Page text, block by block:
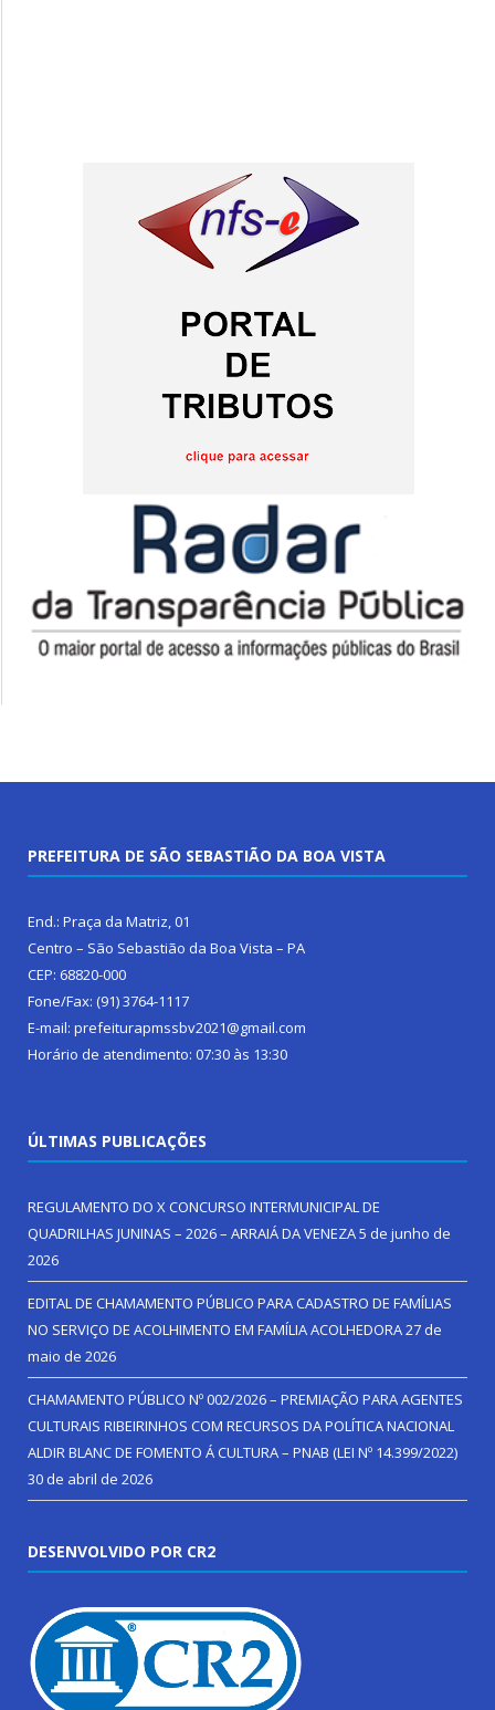
PREFEITURA DE SÃO SEBASTIÃO DA BOA VISTA
End.: Praça da Matriz, 01
Centro – São Sebastião da Boa Vista – PA
CEP: 68820-000
Fone/Fax: (91) 3764-1117
E-mail: prefeiturapmssbv2021@gmail.com
Horário de atendimento: 07:30 às 13:30
ÚLTIMAS PUBLICAÇÕES
REGULAMENTO DO X CONCURSO INTERMUNICIPAL DE
QUADRILHAS JUNINAS – 2026 – ARRAIÁ DA VENEZA5 de junho de
2026
EDITAL DE CHAMAMENTO PÚBLICO PARA CADASTRO DE FAMÍLIAS
NO SERVIÇO DE ACOLHIMENTO EM FAMÍLIA ACOLHEDORA27 de
maio de 2026
CHAMAMENTO PÚBLICO Nº 002/2026 – PREMIAÇÃO PARA AGENTES
CULTURAIS RIBEIRINHOS COM RECURSOS DA POLÍTICA NACIONAL
ALDIR BLANC DE FOMENTO Á CULTURA – PNAB (LEI Nº 14.399/2022)
30 de abril de 2026
DESENVOLVIDO POR CR2